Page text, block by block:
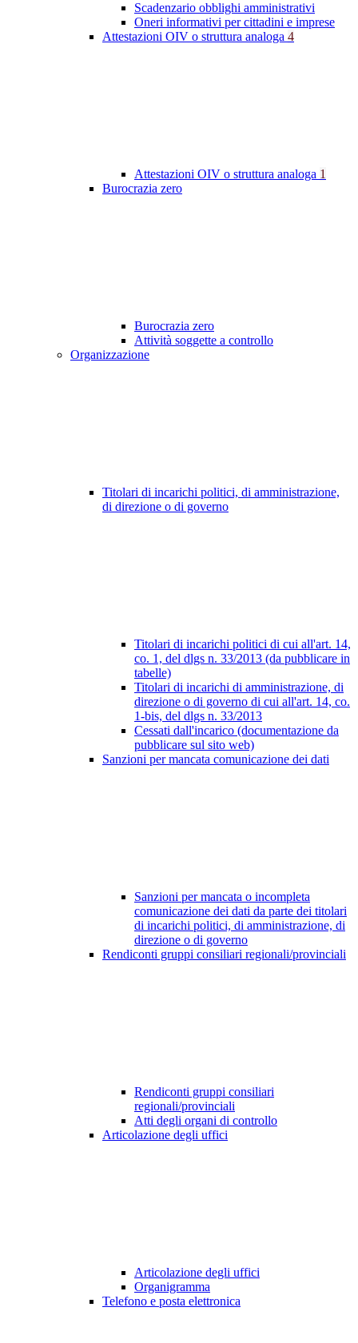
Scadenzario obblighi amministrativi
Oneri informativi per cittadini e imprese
Attestazioni OIV o struttura analoga 4
Attestazioni OIV o struttura analoga 1
Burocrazia zero
Burocrazia zero
Attività soggette a controllo
Organizzazione
Titolari di incarichi politici, di amministrazione,
di direzione o di governo
Titolari di incarichi politici di cui all'art. 14,
co. 1, del dlgs n. 33/2013 (da pubblicare in
tabelle)
Titolari di incarichi di amministrazione, di
direzione o di governo di cui all'art. 14, co.
1-bis, del dlgs n. 33/2013
Cessati dall'incarico (documentazione da
pubblicare sul sito web)
Sanzioni per mancata comunicazione dei dati
Sanzioni per mancata o incompleta
comunicazione dei dati da parte dei titolari
di incarichi politici, di amministrazione, di
direzione o di governo
Rendiconti gruppi consiliari regionali/provinciali
Rendiconti gruppi consiliari
regionali/provinciali
Atti degli organi di controllo
Articolazione degli uffici
Articolazione degli uffici
Organigramma
Telefono e posta elettronica